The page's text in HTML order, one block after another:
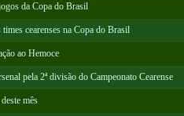
da Copa do Brasil
cearenses na Copa do Brasil
ao Hemoce
pela 2ª divisão do Campeonato Cearense
mês